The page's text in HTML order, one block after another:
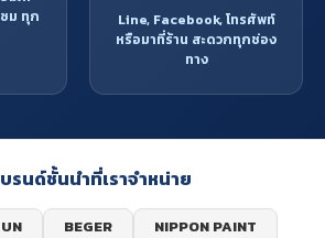
ม ทุก
Line, Facebook, โทรศัพท์
หรือมาที่ร้าน สะดวกทุกช่อง
ทาง
นด์ชั้นนำที่เราจำหน่าย
BEGER
NIPPON PAINT